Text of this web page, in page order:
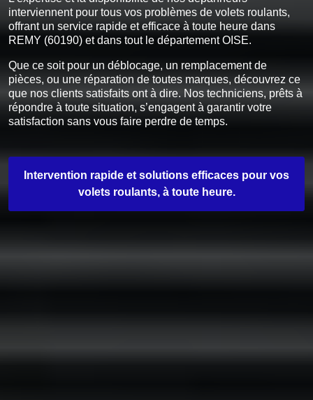
interviennent pour tous vos problèmes de volets roulants,
offrant un service rapide et efficace à toute heure dans
REMY (60190) et dans tout le département OISE.
Que ce soit pour un déblocage, un remplacement de
pièces, ou une réparation de toutes marques, découvrez ce
que nos clients satisfaits ont à dire. Nos techniciens, prêts à
répondre à toute situation, s’engagent à garantir votre
satisfaction sans vous faire perdre de temps.
Intervention rapide et solutions efficaces pour vos
volets roulants, à toute heure.